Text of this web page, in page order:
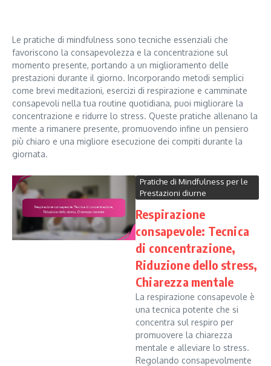
Le pratiche di mindfulness sono tecniche essenziali che
favoriscono la consapevolezza e la concentrazione sul
momento presente, portando a un miglioramento delle
prestazioni durante il giorno. Incorporando metodi semplici
come brevi meditazioni, esercizi di respirazione e camminate
consapevoli nella tua routine quotidiana, puoi migliorare la
concentrazione e ridurre lo stress. Queste pratiche allenano la
mente a rimanere presente, promuovendo infine un pensiero
più chiaro e una migliore esecuzione dei compiti durante la
giornata.
Pratiche di Mindfulness per le
Prestazioni diurne
Respirazione
consapevole: Tecnica
di concentrazione,
Riduzione dello stress,
Chiarezza mentale
La respirazione consapevole è
una tecnica potente che si
concentra sul respiro per
promuovere la chiarezza
mentale e alleviare lo stress.
Regolando consapevolmente